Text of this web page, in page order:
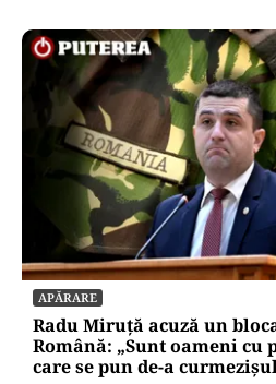
APĂRARE
Radu Miruță acuză un
Română: „Sunt oameni cu
care se pun de-a